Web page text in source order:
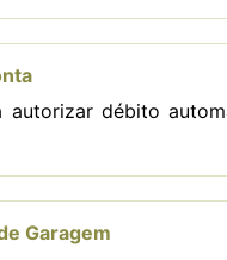
débito
Garagem